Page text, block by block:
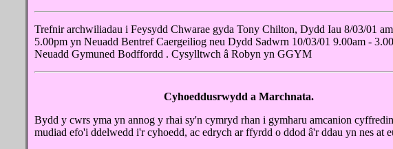
Trefnir archwiliadau i Feysydd Chwarae gyda Tony Chilton, Dydd Iau 8/03/01
5.00pm yn Neuadd Bentref Caergeiliog neu Dydd Sadwrn 10/03/01 9.00am -
Neuadd Gymuned Bodffordd . Cysylltwch â Robyn yn GGYM
Cyhoeddusrwydd a Marchnata.
Bydd y cwrs yma yn annog y rhai sy'n cymryd rhan i gymharu amcanion
mudiad efo'i ddelwedd i'r cyhoedd, ac edrych ar ffyrdd o ddod â'r ddau yn nes at